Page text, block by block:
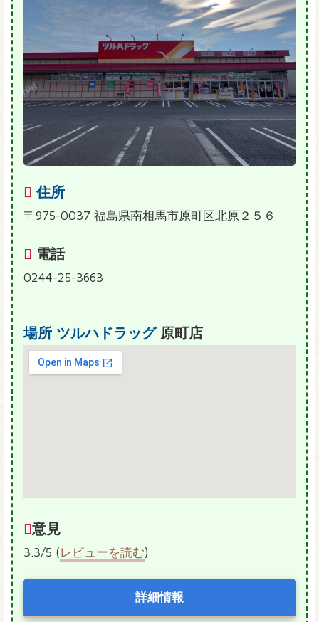
住所
〒975-0037 福島県南相馬市原町区北原２５６
電話
0244-25-3663
場所 ツルハドラッグ原町店
意見
3.3/5 (レビューを読む)
詳細情報